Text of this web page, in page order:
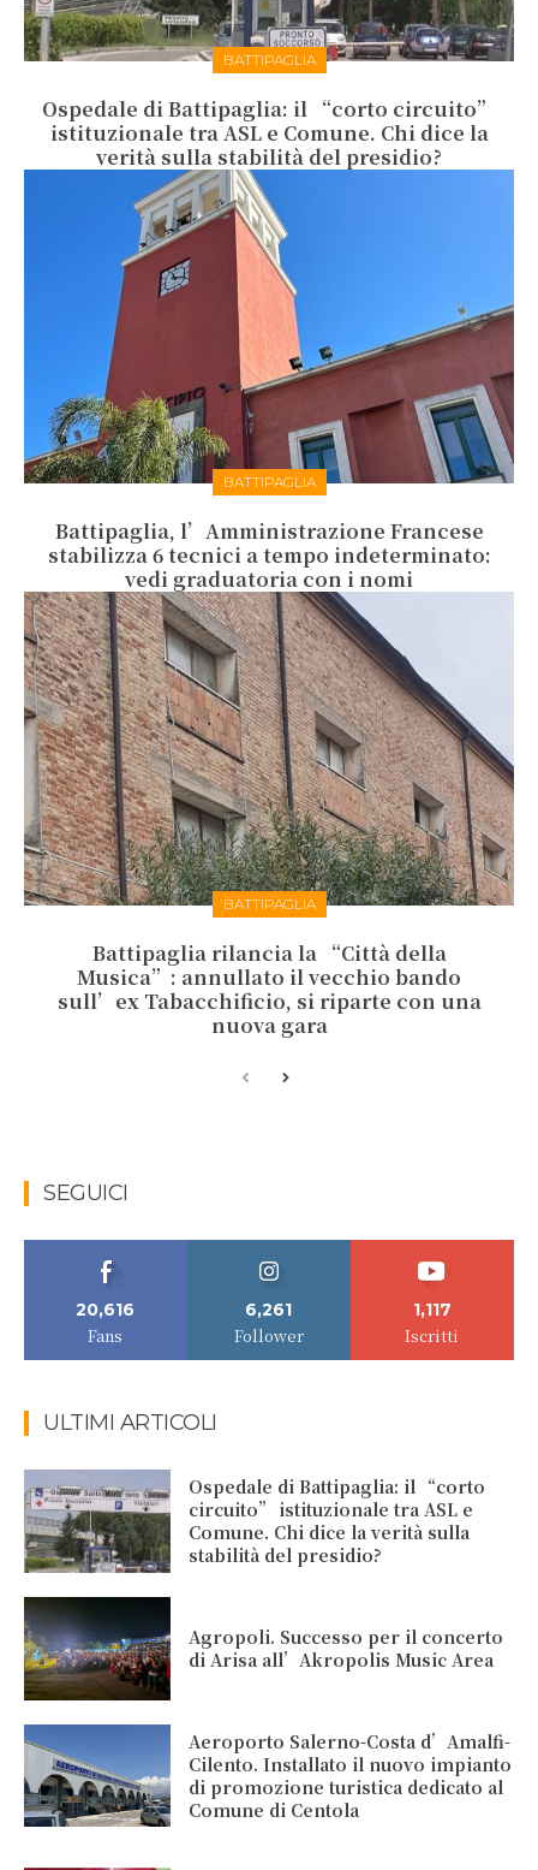
BATTIPAGLIA
Ospedale di Battipaglia: il “corto circuito”
istituzionale tra ASL e Comune. Chi dice la
verità sulla stabilità del presidio?
BATTIPAGLIA
Battipaglia, l’Amministrazione Francese
stabilizza 6 tecnici a tempo indeterminato:
vedi graduatoria con i nomi
BATTIPAGLIA
Battipaglia rilancia la “Città della
Musica”: annullato il vecchio bando
sull’ex Tabacchificio, si riparte con una
nuova gara
SEGUICI
20,616
Fans
6,261
Follower
1,117
Iscritti
ULTIMI ARTICOLI
Ospedale di Battipaglia: il “corto
circuito” istituzionale tra ASL e
Comune. Chi dice la verità sulla
stabilità del presidio?
Agropoli. Successo per il concerto
di Arisa all’Akropolis Music Area
Aeroporto Salerno-Costa d’Amalfi-
Cilento. Installato il nuovo impianto
di promozione turistica dedicato al
Comune di Centola